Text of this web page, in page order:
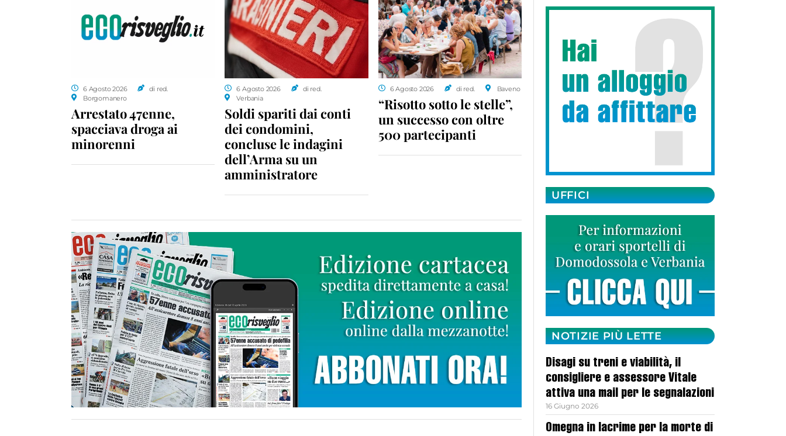
6 Agosto 2026
di red.
Borgomanero
Arrestato 47enne,
spacciava droga ai
minorenni
6 Agosto 2026
di red.
Verbania
Soldi spariti dai conti
dei condomini,
concluse le indagini
dell’Arma su un
amministratore
6 Agosto 2026 di red. Baveno
“Risotto sotto le stelle”,
un successo con oltre
500 partecipanti
UFFICI
NOTIZIE PIÙ LETTE
Disagi su treni e viabilità, il
consigliere e assessore Vitale
attiva una mail per le segnalazioni
16 Giugno 2026
Omegna in lacrime per la morte di